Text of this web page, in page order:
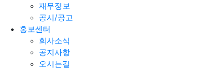
재무정보
공시/공고
홍보센터
회사소식
공지사항
오시는길